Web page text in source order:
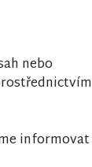
nebo
informovat